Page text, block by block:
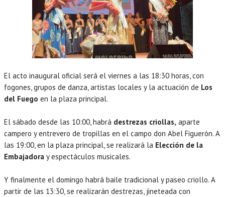
El acto inaugural oficial será el viernes a las 18:30 horas, con
fogones, grupos de danza, artistas locales y la actuación de Los
del Fuego en la plaza principal.
El sábado desde las 10:00, habrá destrezas criollas, aparte
campero y entrevero de tropillas en el campo don Abel Figuerón. A
las 19:00, en la plaza principal, se realizará la Elección de la
Embajadora y espectáculos musicales.
Y finalmente el domingo habrá baile tradicional y paseo criollo. A
partir de las 13:30, se realizarán destrezas, jineteada con